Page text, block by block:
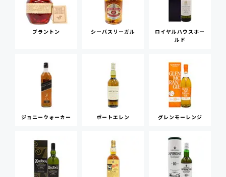
ブラントン シーバスリーガル
ロイヤルハウスホー
ルド
ジョニーウォーカー ポートエレン グレンモーレンジ